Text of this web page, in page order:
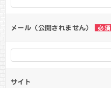
メール（公開されません） 必須
サイト